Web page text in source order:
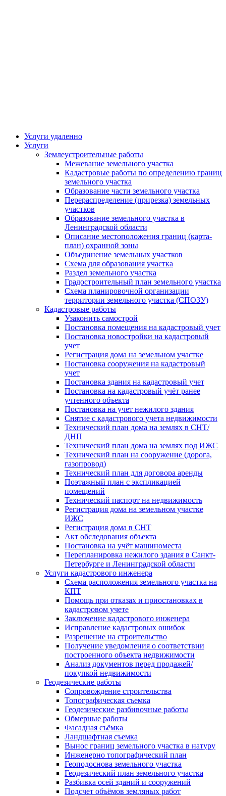
Услуги удаленно
Услуги
Землеустроительные работы
Межевание земельного участка
Кадастровые работы по определению границ
земельного участка
Образование части земельного участка
Перераспределение (прирезка) земельных
участков
Образование земельного участка в
Ленинградской области
Описание местоположения границ (карта-
план) охранной зоны
Объединение земельных участков
Схема для образования участка
Раздел земельного участка
Градостроительный план земельного участка
Схема планировочной организации
территории земельного участка (СПОЗУ)
Кадастровые работы
Узаконить самострой
Постановка помещения на кадастровый учет
Постановка новостройки на кадастровый
учет
Регистрация дома на земельном участке
Постановка сооружения на кадастровый
учет
Постановка здания на кадастровый учет
Постановка на кадастровый учёт ранее
учтенного объекта
Постановка на учет нежилого здания
Снятие с кадастрового учета недвижимости
Технический план дома на землях в СНТ/
ДНП
Технический план дома на землях под ИЖС
Технический план на сооружение (дорога,
газопровод)
Технический план для договора аренды
Поэтажный план с экспликацией
помещений
Технический паспорт на недвижимость
Регистрация дома на земельном участке
ИЖС
Регистрация дома в СНТ
Акт обследования объекта
Постановка на учёт машиноместа
Перепланировка нежилого здания в Санкт-
Петербурге и Ленинградской области
Услуги кадастрового инженера
Схема расположения земельного участка на
КПТ
Помощь при отказах и приостановках в
кадастровом учете
Заключение кадастрового инженера
Исправление кадастровых ошибок
Разрешение на строительство
Получение уведомления о соответствии
построенного объекта недвижимости
Анализ документов перед продажей/
покупкой недвижимости
Геодезические работы
Сопровождение строительства
Топографическая съемка
Геодезические разбивочные работы
Обмерные работы
Фасадная съёмка
Ландшафтная съемка
Вынос границ земельного участка в натуру
Инженерно топографический план
Геоподоснова земельного участка
Геодезический план земельного участка
Разбивка осей зданий и сооружений
Подсчет объёмов земляных работ